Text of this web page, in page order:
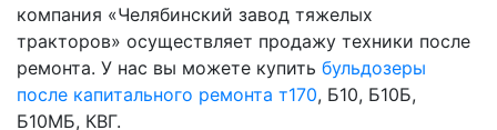
компания «Челябинский завод тяжелых
тракторов» осуществляет продажу техники после
ремонта. У нас вы можете купить бульдозеры
после капитального ремонта т170, Б10, Б10Б,
Б10МБ, КВГ.